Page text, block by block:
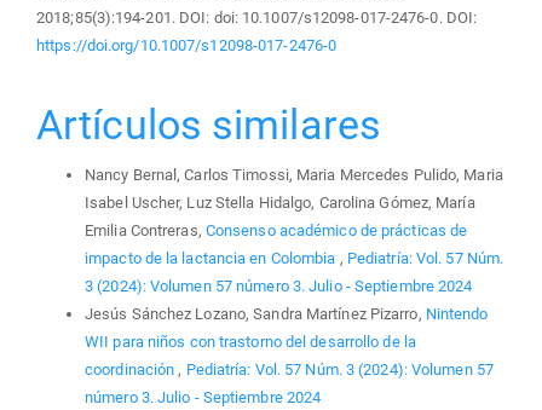
2018;85(3):194-201. DOI: doi: 10.1007/s12098-017-2476-0. DOI:
https://doi.org/10.1007/s12098-017-2476-0
Artículos similares
Nancy Bernal, Carlos Timossi, Maria Mercedes Pulido, Maria
Isabel Uscher, Luz Stella Hidalgo, Carolina Gómez, María
Emilia Contreras, Consenso académico de prácticas de
impacto de la lactancia en Colombia , Pediatría: Vol. 57 Núm.
3 (2024): Volumen 57 número 3. Julio - Septiembre 2024
Jesús Sánchez Lozano, Sandra Martínez Pizarro, Nintendo
WII para niños con trastorno del desarrollo de la
coordinación, Pediatría: Vol. 57 Núm. 3 (2024): Volumen 57
número 3. Julio - Septiembre 2024